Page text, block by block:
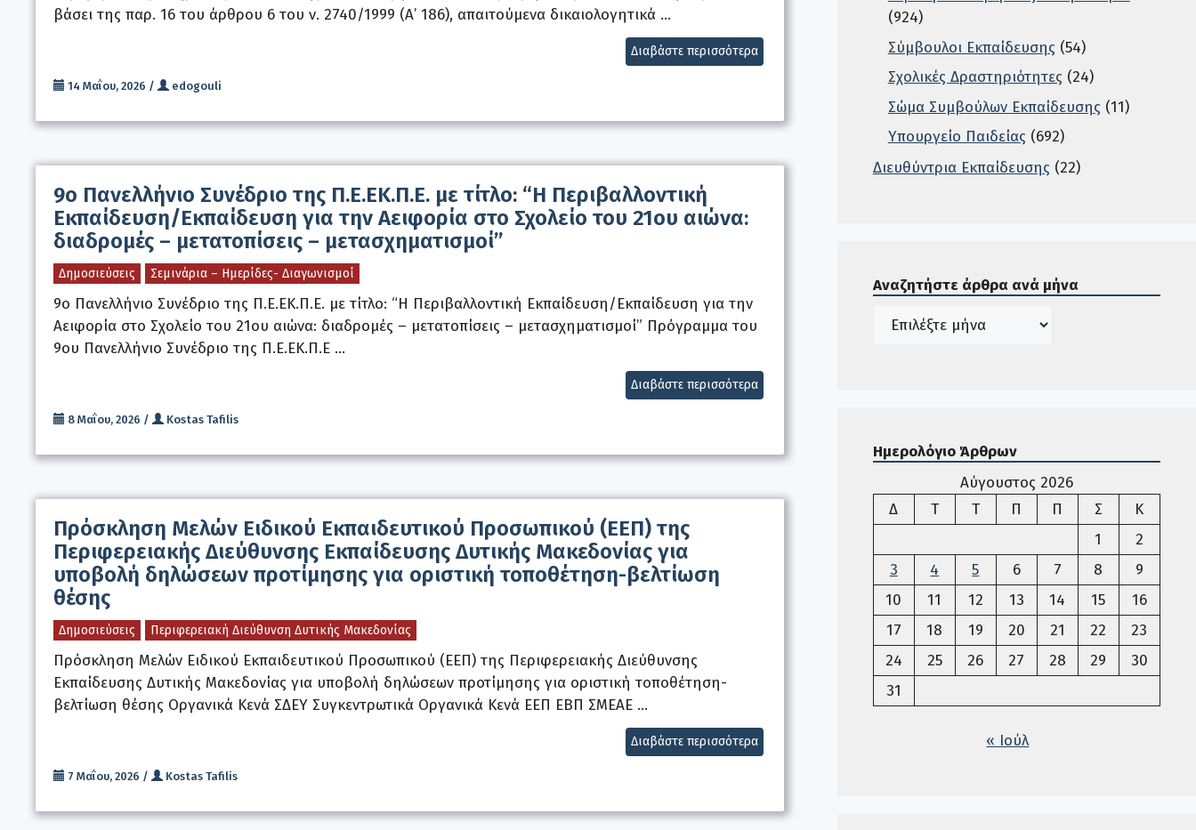
βάσει της παρ. 16 του άρθρου 6 του ν. 2740/1999 (Α’ 186), απαιτούμενα δικαιολογητικά …
Διαβάστε περισσότερα
14 Μαΐου, 2026 / edogouli
9ο Πανελλήνιο Συνέδριο της Π.Ε.ΕΚ.Π.Ε. με τίτλο: “Η Περιβαλλοντική
Εκπαίδευση/Εκπαίδευση για την Αειφορία στο Σχολείο του 21ου αιώνα:
διαδρομές – μετατοπίσεις – μετασχηματισμοί”
Δημοσιεύσεις Σεμινάρια – Ημερίδες- Διαγωνισμοί
9ο Πανελλήνιο Συνέδριο της Π.Ε.ΕΚ.Π.Ε. με τίτλο: “Η Περιβαλλοντική Εκπαίδευση/Εκπαίδευση για την
Αειφορία στο Σχολείο του 21ου αιώνα: διαδρομές – μετατοπίσεις – μετασχηματισμοί” Πρόγραμμα του
9ου Πανελλήνιο Συνέδριο της Π.Ε.ΕΚ.Π.Ε …
Διαβάστε περισσότερα
8 Μαΐου, 2026 / Kostas Tafilis
Πρόσκληση Μελών Ειδικού Εκπαιδευτικού Προσωπικού (ΕΕΠ) της
Περιφερειακής Διεύθυνσης Εκπαίδευσης Δυτικής Μακεδονίας για
υποβολή δηλώσεων προτίμησης για οριστική τοποθέτηση-βελτίωση
θέσης
Δημοσιεύσεις Περιφερειακή Διεύθυνση Δυτικής Μακεδονίας
Πρόσκληση Μελών Ειδικού Εκπαιδευτικού Προσωπικού (ΕΕΠ) της Περιφερειακής Διεύθυνσης
Εκπαίδευσης Δυτικής Μακεδονίας για υποβολή δηλώσεων προτίμησης για οριστική τοποθέτηση-
βελτίωση θέσης Οργανικά Κενά ΣΔΕΥ Συγκεντρωτικά Οργανικά Κενά ΕΕΠ ΕΒΠ ΣΜΕΑΕ …
Διαβάστε περισσότερα
7 Μαΐου, 2026 / Kostas Tafilis
(924)
Σύμβουλοι Εκπαίδευσης (54)
Σχολικές Δραστηριότητες (24)
Σώμα Συμβούλων Εκπαίδευσης (11)
Υπουργείο Παιδείας (692)
Διευθύντρια Εκπαίδευσης (22)
Αναζητήστε άρθρα ανά μήνα
Ιστορικό
Ημερολόγιο Άρθρων
Αύγουστος 2026
ΔΔευτέρα
ΤΤρίτηΤΤετάρτη
Π Πέμπτη
Π Παρασκευή
ΣΣάββατο
Κ
1
2
3
4 5 6 7 8
9
10
11 12 13 14 15
16
17
18 19 20 21 22
23
24
25 26 27 28 29
30
31
« Ιούλ